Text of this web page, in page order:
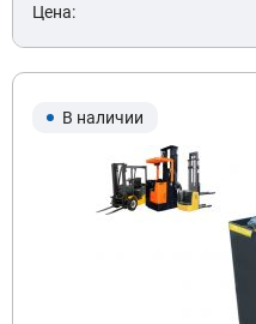
Цена:
В наличии